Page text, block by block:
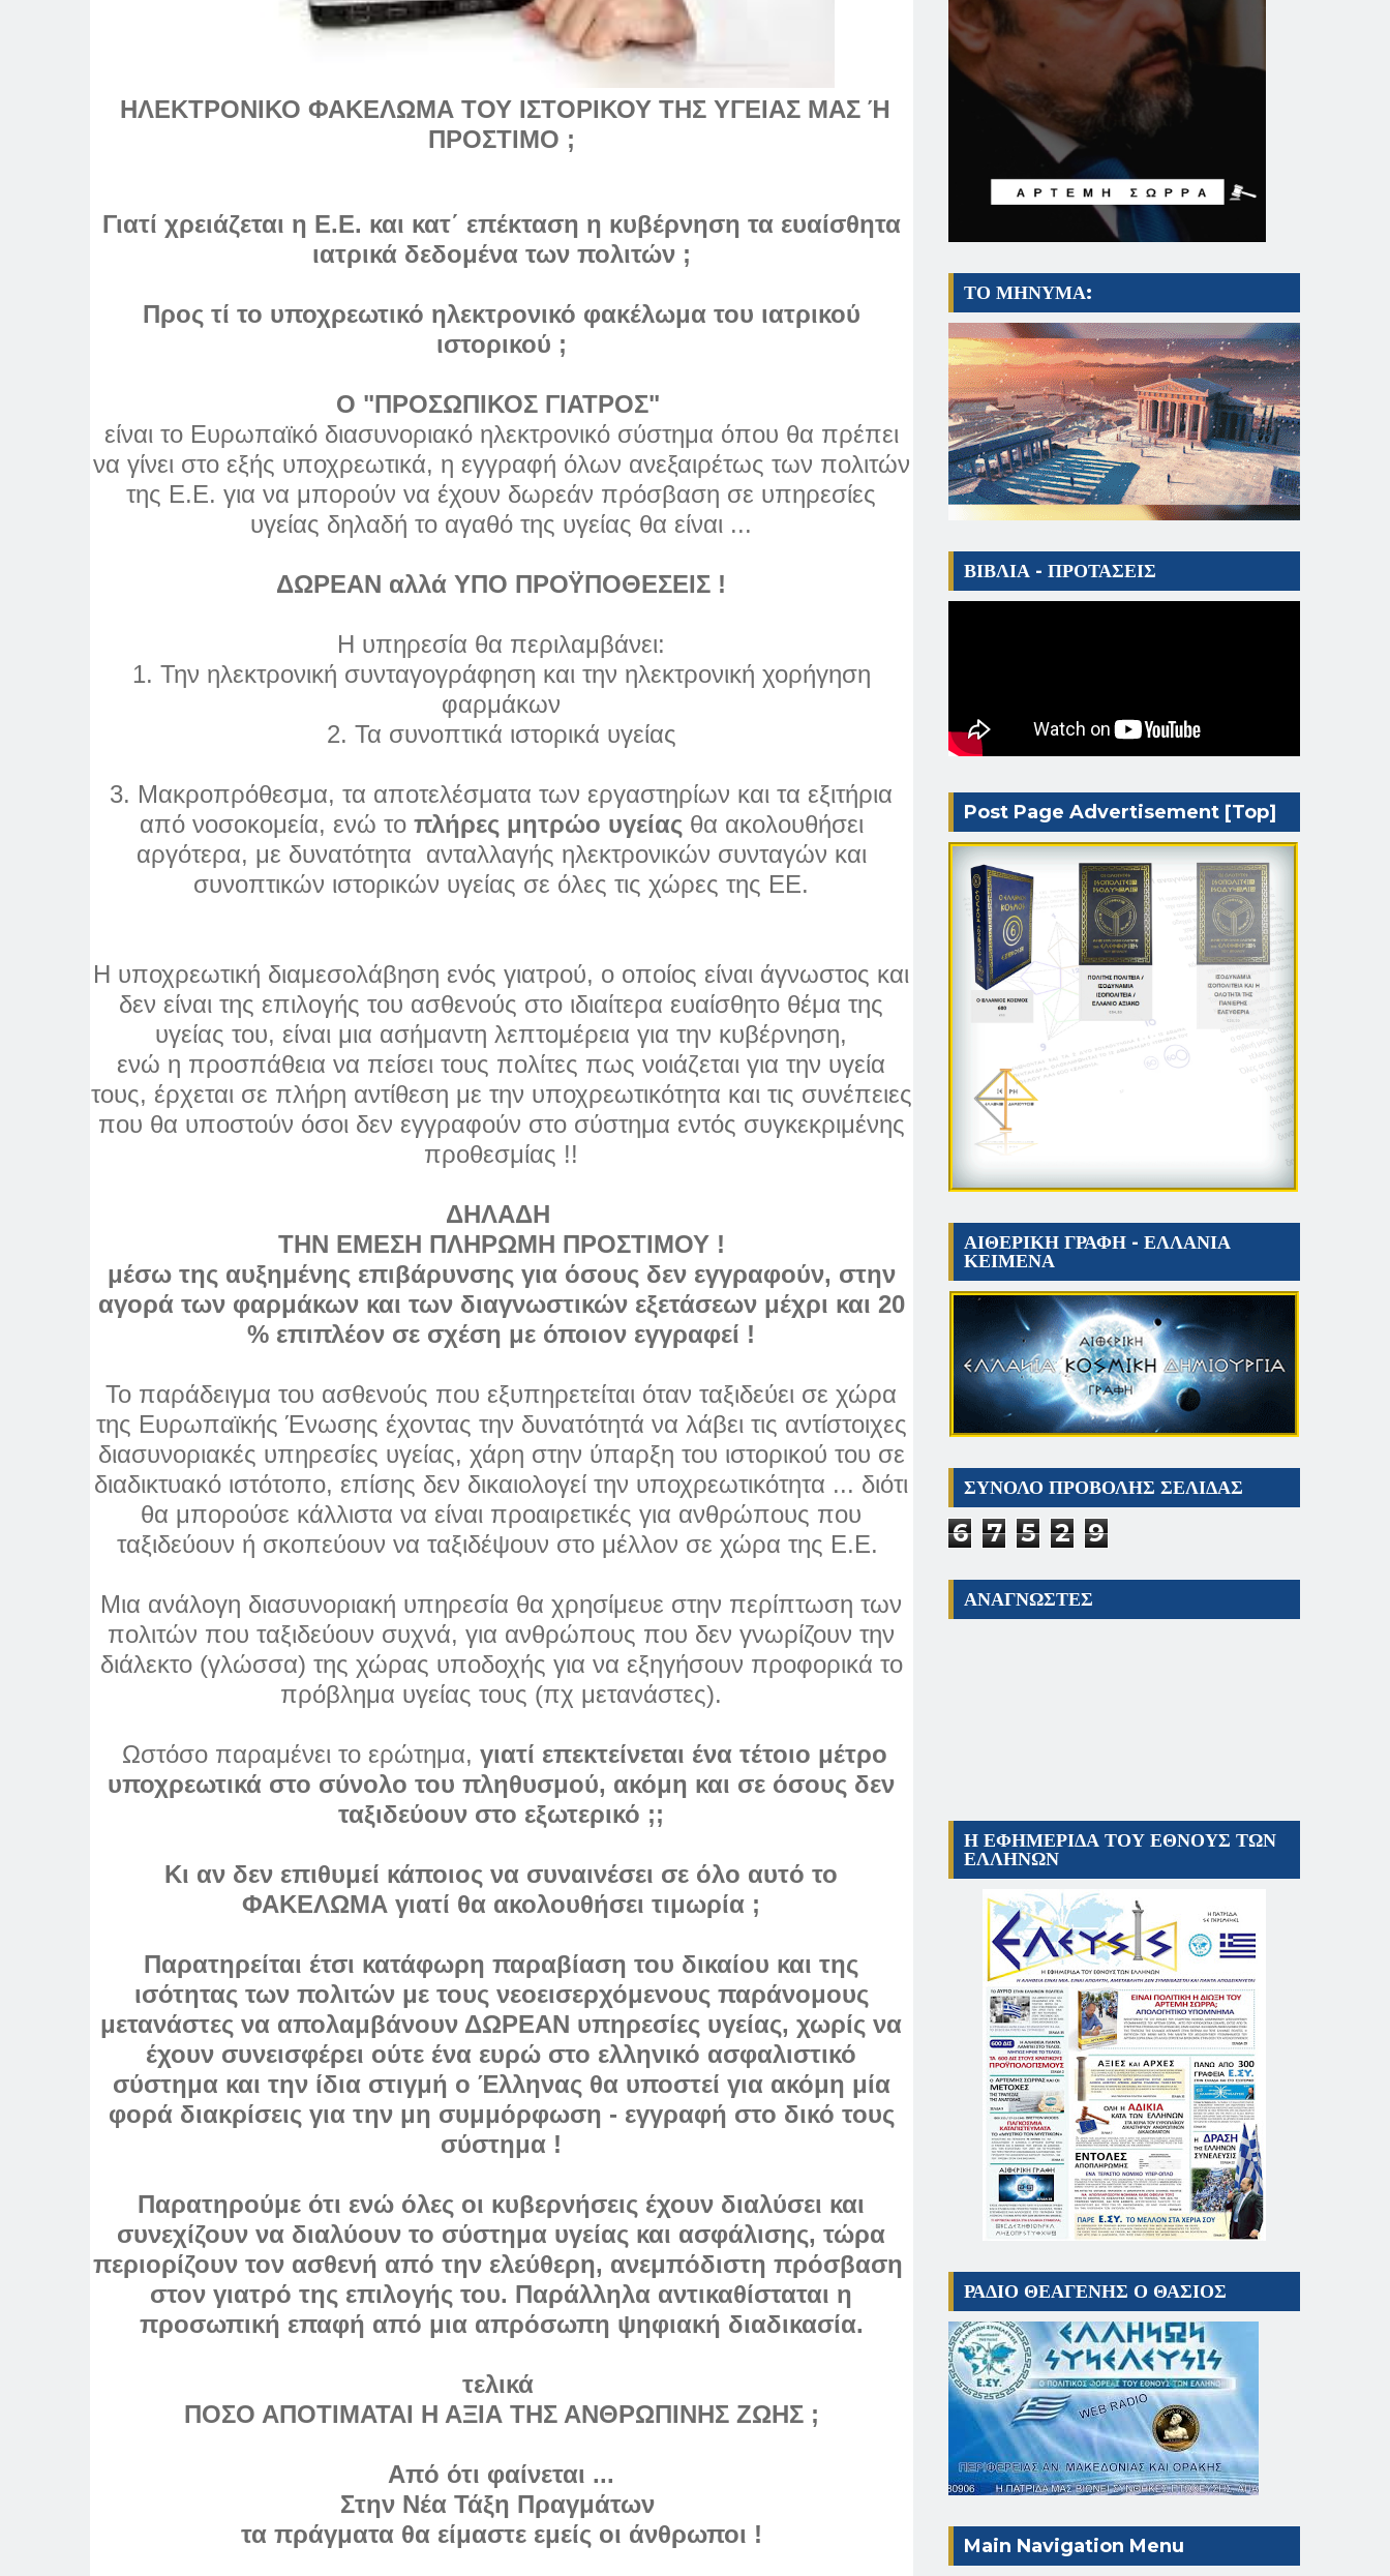
ΗΛΕΚΤΡΟΝΙΚΟ ΦΑΚΕΛΩΜΑ ΤΟΥ ΙΣΤΟΡΙΚΟΥ ΤΗΣ ΥΓΕΙΑΣ ΜΑΣ Ή
ΠΡΟΣΤΙΜΟ ;
Γιατί χρειάζεται η Ε.Ε. και κατ΄ επέκταση η κυβέρνηση τα ευαίσθητα
ιατρικά δεδομένα των πολιτών ;
Προς τί το υποχρεωτικό ηλεκτρονικό φακέλωμα του ιατρικού
ιστορικού ;
Ο "ΠΡΟΣΩΠΙΚΟΣ ΓΙΑΤΡΟΣ"
είναι το Ευρωπαϊκό διασυνοριακό ηλεκτρονικό σύστημα όπου θα πρέπει
να γίνει στο εξής υποχρεωτικά, η εγγραφή όλων ανεξαιρέτως των πολιτών
της Ε.Ε. για να μπορούν να έχουν δωρεάν πρόσβαση σε υπηρεσίες
υγείας δηλαδή το αγαθό της υγείας θα είναι ...
ΔΩΡΕΑΝ αλλά ΥΠΟ ΠΡΟΫΠΟΘΕΣΕΙΣ !
Η υπηρεσία θα περιλαμβάνει:
1. Την ηλεκτρονική συνταγογράφηση και την ηλεκτρονική χορήγηση
φαρμάκων
2. Τα συνοπτικά ιστορικά υγείας
3. Μακροπρόθεσμα, τα αποτελέσματα των εργαστηρίων και τα εξιτήρια
από νοσοκομεία, ενώ το πλήρες μητρώο υγείας θα ακολουθήσει
αργότερα, με δυνατότητα ανταλλαγής ηλεκτρονικών συνταγών και
συνοπτικών ιστορικών υγείας σε όλες τις χώρες της ΕΕ.
Η υποχρεωτική διαμεσολάβηση ενός γιατρού, ο οποίος είναι άγνωστος και
δεν είναι της επιλογής του ασθενούς στο ιδιαίτερα ευαίσθητο θέμα της
υγείας του, είναι μια ασήμαντη λεπτομέρεια για την κυβέρνηση,
ενώ η προσπάθεια να πείσει τους πολίτες πως νοιάζεται για την υγεία
τους, έρχεται σε πλήρη αντίθεση με την υποχρεωτικότητα και τις συνέπειες
που θα υποστούν όσοι δεν εγγραφούν στο σύστημα εντός συγκεκριμένης
προθεσμίας !!
ΔΗΛΑΔΗ
ΤΗΝ ΕΜΕΣΗ ΠΛΗΡΩΜΗ ΠΡΟΣΤΙΜΟΥ !
μέσω της αυξημένης επιβάρυνσης για όσους δεν εγγραφούν, στην
αγορά των φαρμάκων και των διαγνωστικών εξετάσεων μέχρι και 20
% επιπλέον σε σχέση με όποιον εγγραφεί !
Το παράδειγμα του ασθενούς που εξυπηρετείται όταν ταξιδεύει σε χώρα
της Ευρωπαϊκής Ένωσης έχοντας την δυνατότητά να λάβει τις αντίστοιχες
διασυνοριακές υπηρεσίες υγείας, χάρη στην ύπαρξη του ιστορικού του σε
διαδικτυακό ιστότοπο, επίσης δεν δικαιολογεί την υποχρεωτικότητα ... διότι
θα μπορούσε κάλλιστα να είναι προαιρετικές για ανθρώπους που
ταξιδεύουν ή σκοπεύουν να ταξιδέψουν στο μέλλον σε χώρα της Ε.Ε.
Μια ανάλογη διασυνοριακή υπηρεσία θα χρησίμευε στην περίπτωση των
πολιτών που ταξιδεύουν συχνά, για ανθρώπους που δεν γνωρίζουν την
διάλεκτο (γλώσσα) της χώρας υποδοχής για να εξηγήσουν προφορικά το
πρόβλημα υγείας τους (πχ μετανάστες).
Ωστόσο παραμένειτo ερώτημα, γιατί επεκτείνεται ένα τέτοιο μέτρο
υποχρεωτικά στο σύνολο του πληθυσμού, ακόμη και σε όσους δεν
ταξιδεύουν στο εξωτερικό ;;
Κι αν δεν επιθυμεί κάποιος να συναινέσει σε όλο αυτό το
ΦΑΚΕΛΩΜΑ γιατί θα ακολουθήσει τιμωρία ;
Παρατηρείται έτσι κατάφωρη παραβίαση του δικαίου και της
ισότητας των πολιτών με τους νεοεισερχόμενους παράνομους
μετανάστες να απολαμβάνουν ΔΩΡΕΑΝ υπηρεσίες υγείας, χωρίς να
έχουν συνεισφέρει ούτε ένα ευρώ στο ελληνικό ασφαλιστικό
σύστημα και την ίδια στιγμή ο Έλληνας θα υποστεί για ακόμη μία
φορά διακρίσεις για την μη συμμόρφωση - εγγραφή στο δικό τους
σύστημα !
Παρατηρούμε ότι ενώ όλες οι κυβερνήσεις έχουν διαλύσει και
συνεχίζουν να διαλύουν το σύστημα υγείας και ασφάλισης, τώρα
περιορίζουν τον ασθενή από την ελεύθερη, ανεμπόδιστη πρόσβαση
στον γιατρό της επιλογής του. Παράλληλα αντικαθίσταται η
προσωπική επαφή από μια απρόσωπη ψηφιακή διαδικασία.
τελικά
ΠΟΣΟ ΑΠΟΤΙΜΑΤΑΙ Η ΑΞΙΑ ΤΗΣ ΑΝΘΡΩΠΙΝΗΣ ΖΩΗΣ ;
Από ότι φαίνεται ...
Στην Νέα Τάξη Πραγμάτων
τα πράγματα θα είμαστε εμείς οι άνθρωποι !
ΤΟ ΜΗΝΥΜΑ:
ΒΙΒΛΙΑ - ΠΡΟΤΑΣΕΙΣ
Post Page Advertisement [Top]
ΑΙΘΕΡΙΚΗ ΓΡΑΦΗ - ΕΛΛΑΝΙΑ
ΚΕΙΜΕΝΑ
ΣΥΝΟΛΟ ΠΡΟΒΟΛΗΣ ΣΕΛΙΔΑΣ
6 7 5 2 9
ΑΝΑΓΝΩΣΤΕΣ
Η ΕΦΗΜΕΡΙΔΑ ΤΟΥ ΕΘΝΟΥΣ ΤΩΝ
ΕΛΛΗΝΩΝ
ΡΑΔΙΟ ΘΕΑΓΕΝΗΣ Ο ΘΑΣΙΟΣ
Main Navigation Menu